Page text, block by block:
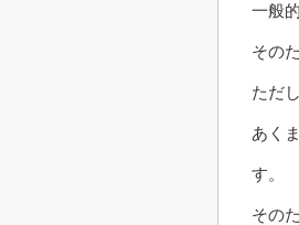
一般
その
ただ
あく
す。
その